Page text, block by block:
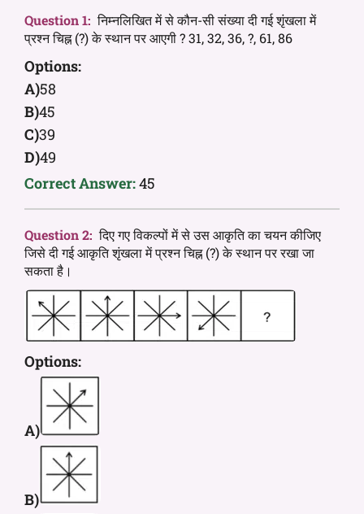
Question 1: निम्नलिखित में से कौन-सी संख्या दी गई शृंखला में
प्रश्न चिह्न (?) के स्थान पर आएगी ? 31, 32, 36, ?, 61, 86
Options:
A)58
B)45
C)39
D)49
Correct Answer:45
Question 2: दिए गए विकल्पों में से उस आकृति का चयन कीजिए
जिसे दी गई आकृति शृंखला में प्रश्न चिह्न (?) के स्थान पर रखा जा
सकता है।
Options:
A)
B)